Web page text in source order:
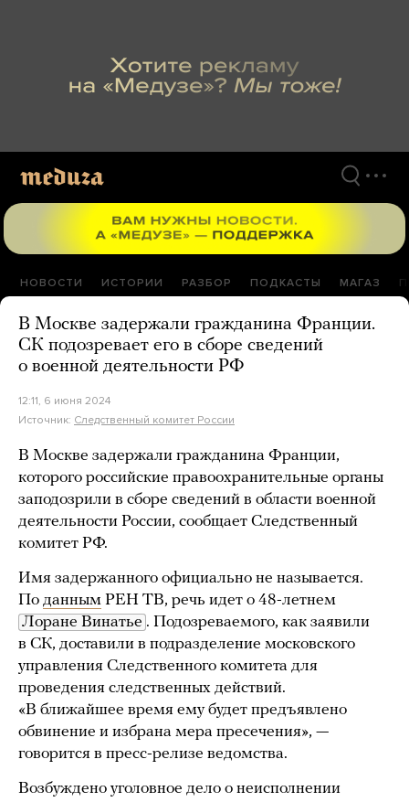
НОВОСТИ ИСТОРИИ РАЗБОР ПОДКАСТЫ МАГАЗ
В Москве задержали гражданина Франции.
СК подозревает его в сборе сведений
о военной деятельности РФ
12:11, 6 июня 2024
Источник: Следственный комитет России
В Москве задержали гражданина Франции,
которого российские правоохранительные органы
заподозрили в сборе сведений в области военной
деятельности России, сообщает Следственный
комитет РФ.
Имя задержанного официально не называется.
По данным РЕН ТВ, речь идет о 48-летнем
Лоране Винатье . Подозреваемого, как заявили
в СК, доставили в подразделение московского
управления Следственного комитета для
проведения следственных действий.
«В ближайшее время ему будет предъявлено
обвинение и избрана мера пресечения», —
говорится в пресс-релизе ведомства.
Возбуждено уголовное дело о неисполнении